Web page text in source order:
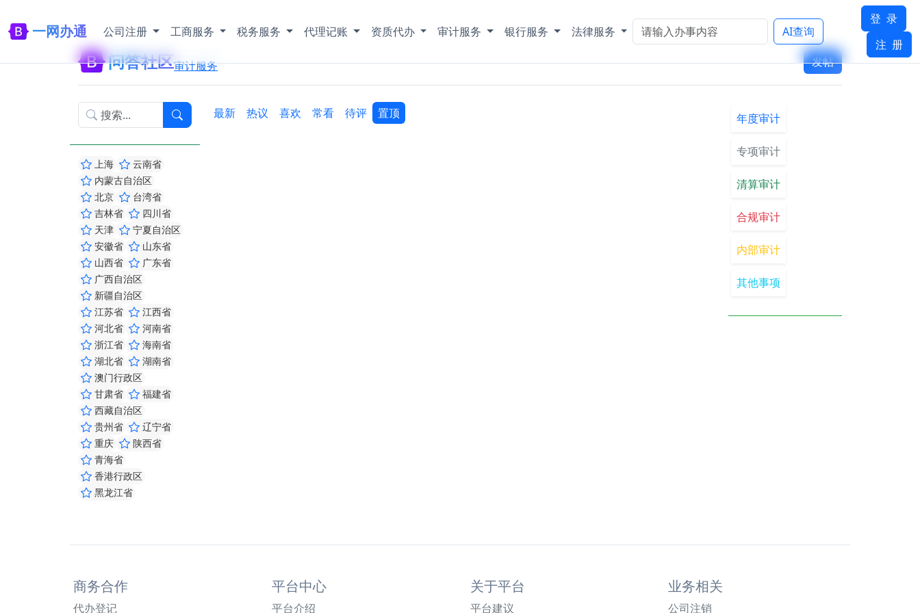
一网办通 公司注册 工商服务 税务服务 代理记账 资质代办 审计服务 银行服务 法律服务 AI查询
登 录
注 册
问答社区审计服务 发帖
上海
云南省
内蒙古自治区
北京
台湾省
吉林省
四川省
天津
宁夏自治区
安徽省
山东省
山西省
广东省
广西自治区
新疆自治区
江苏省
江西省
河北省
河南省
浙江省
海南省
湖北省
湖南省
澳门行政区
甘肃省
福建省
西藏自治区
贵州省
辽宁省
重庆
陕西省
青海省
香港行政区
黑龙江省
最新 热议 喜欢 常看 待评 置顶 年度审计
专项审计
清算审计
合规审计
内部审计
其他事项
商务合作
代办登记
平台中心
平台介绍
关于平台
平台建议
业务相关
公司注销